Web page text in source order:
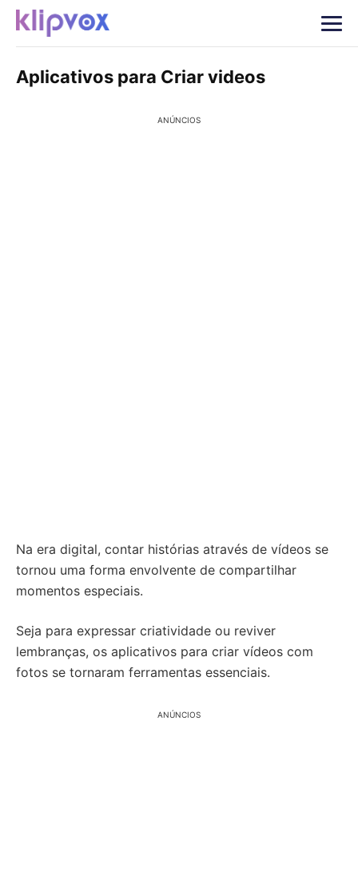
Aplicativos para Criar videos
ANÚNCIOS
Na era digital, contar histórias através de vídeos se
tornou uma forma envolvente de compartilhar
momentos especiais.
Seja para expressar criatividade ou reviver
lembranças, os aplicativos para criar vídeos com
fotos se tornaram ferramentas essenciais.
ANÚNCIOS